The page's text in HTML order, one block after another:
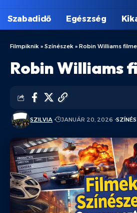
Szabadidő Egészség
Filmpiknik » Színészek » Robin Williams
Robin Williams
SZILVIA JANUÁR 20, 2026